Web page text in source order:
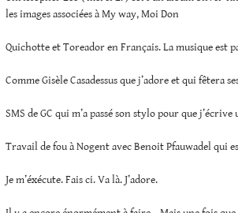
les images associées à My way, Moi Don
Quichotte et Toreador en Français. La musique est
Comme Gisèle Casadessus que j’adore et qui
SMS de GC qui m’a passé son stylo pour que
Travail de fou à Nogent avec Benoit Pfauwadel qui
Je m’éxécute. Fais ci. Va là. J’adore.